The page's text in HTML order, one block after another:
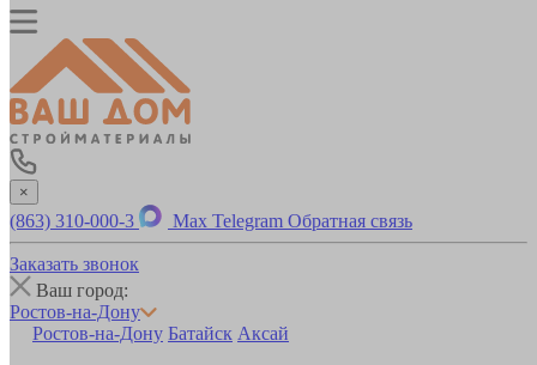
×
(863) 310-000-3 Max Telegram Обратная связь
Заказать звонок
Ваш город:
Ростов-на-Дону
Ростов-на-Дону Батайск Аксай